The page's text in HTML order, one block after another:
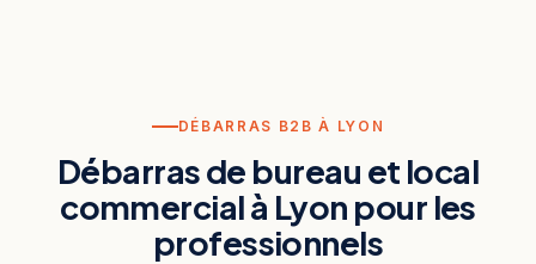
DÉBARRAS B2B À LYON
Débarras de bureau et local
commercial à Lyon pour les
professionnels